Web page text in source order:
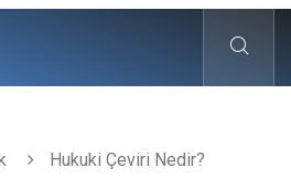
Hukuki Çeviri Nedir?